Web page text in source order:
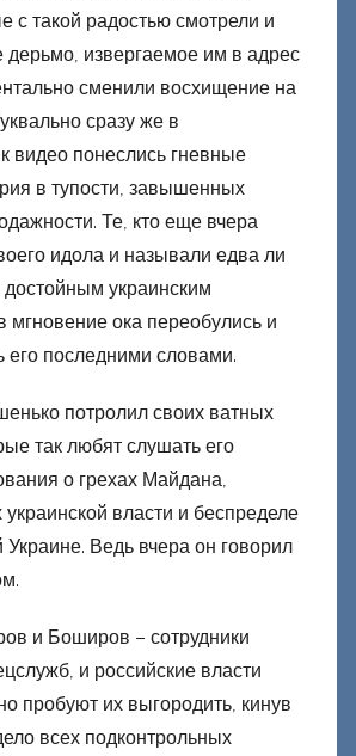
с такой радостью смотрели и
дерьмо, извергаемое им в адрес
сменили восхищение на
сразу же в
видео понеслись гневные
в тупости, завышенных
Те, кто еще вчера
идола и называли едва ли
украинским
мгновение ока переобулись и
его последними словами.
потролил своих ватных
так любят слушать его
о грехах Майдана,
украинской власти и беспределе
Ведь вчера он говорил
и Боширов – сотрудники
и российские власти
пробуют их выгородить, кинув
всех подконтрольных